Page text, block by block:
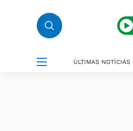
ÚLTIMAS NOTÍCIAS